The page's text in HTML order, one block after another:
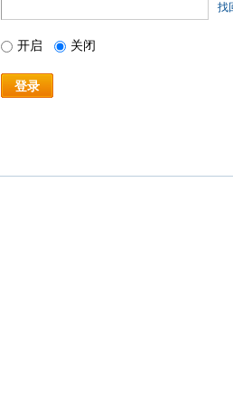
找
开启 关闭
登录